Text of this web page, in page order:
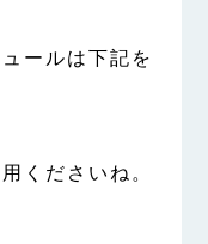
ールは下記を
くださいね。